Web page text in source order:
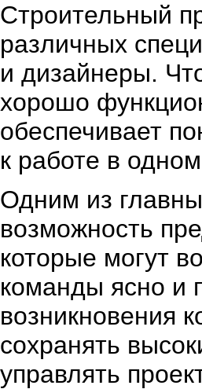
Строительный
различных
и дизайнеры.
хорошо
обеспечивает
к работе в
Одним из
возможность
которые могут
команды ясно и
возникновения
сохранять
управлять